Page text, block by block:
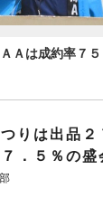
Ａは成約率７
りは出品２
．５％の盛